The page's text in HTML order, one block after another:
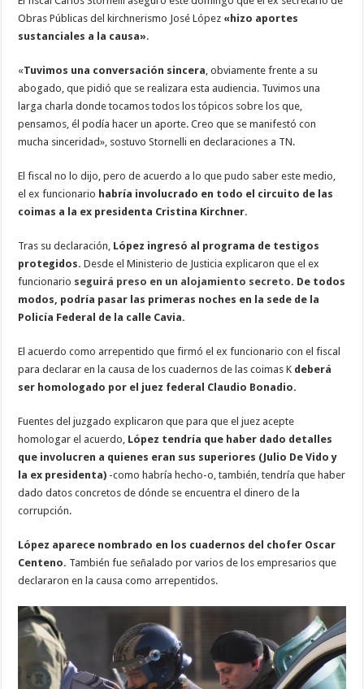
Obras Públicas del kirchnerismo José López «hizo aportes
sustanciales a la causa».
«Tuvimos una conversación sincera, obviamente frente a su
abogado, que pidió que se realizara esta audiencia. Tuvimos una
larga charla donde tocamos todos los tópicos sobre los que,
pensamos, él podía hacer un aporte. Creo que se manifestó con
mucha sinceridad», sostuvo Stornelli en declaraciones a TN.
El fiscal no lo dijo, pero de acuerdo a lo que pudo saber este medio,
el ex funcionario habría involucrado en todo el circuito de las
coimas a la ex presidenta Cristina Kirchner.
Tras su declaración, López ingresó al programa de testigos
protegidos. Desde el Ministerio de Justicia explicaron que el ex
funcionario seguirá preso en un alojamiento secreto. De todos
modos, podría pasar las primeras noches en la sede de la
Policía Federal de la calle Cavia.
El acuerdo como arrepentido que firmó el ex funcionario con el fiscal
para declarar en la causa de los cuadernos de las coimas K deberá
ser homologado por el juez federal Claudio Bonadio.
Fuentes del juzgado explicaron que para que el juez acepte
homologar el acuerdo, López tendría que haber dado detalles
que involucren a quienes eran sus superiores (Julio De Vido y
la ex presidenta) -como habría hecho-o, también, tendría que haber
dado datos concretos de dónde se encuentra el dinero de la
corrupción.
López aparece nombrado en los cuadernos del chofer Oscar
Centeno. También fue señalado por varios de los empresarios que
declararon en la causa como arrepentidos.